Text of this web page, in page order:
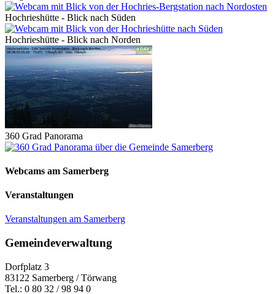
Hochrieshütte - Blick nach Süden
Hochrieshütte - Blick nach Norden
360 Grad Panorama
Webcams am Samerberg
Veranstaltungen
Veranstaltungen am Samerberg
Gemeindeverwaltung
Dorfplatz 3
83122 Samerberg / Törwang
Tel.: 0 80 32 / 98 94 0